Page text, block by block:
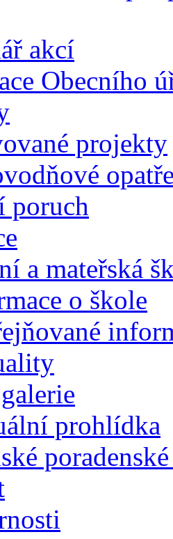
akcí
Obecního
projekty
poruch
a mateřská
o škole
prohlídka